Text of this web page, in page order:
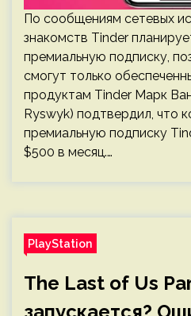
По сообщениям сетевых
знакомств Tinder
премиальную подписку,
смогут только
продуктам Tinder Марк
Ryswyk) подтвердил, что
премиальную подписку
$500 в месяц.…
PlayStation
The Last of Us